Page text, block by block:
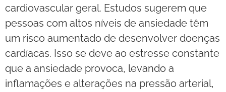
cardiovascular geral. Estudos sugerem que
pessoas com altos níveis de ansiedade têm
um risco aumentado de desenvolver doenças
cardíacas. Isso se deve ao estresse constante
que a ansiedade provoca, levando a
inflamações e alterações na pressão arterial,